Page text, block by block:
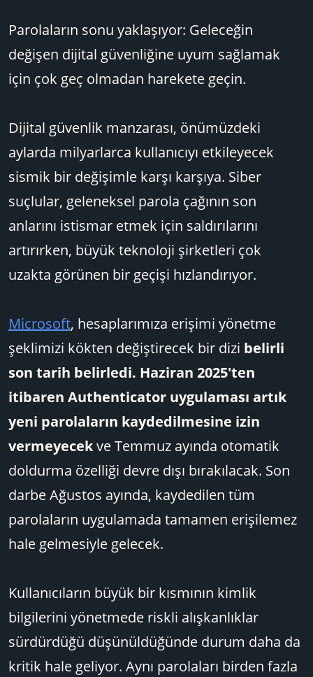
Parolaların sonu yaklaşıyor: Geleceğin
değişen dijital güvenliğine uyum sağlamak
için çok geç olmadan harekete geçin.
Dijital güvenlik manzarası, önümüzdeki
aylarda milyarlarca kullanıcıyı etkileyecek
sismik bir değişimle karşı karşıya. Siber
suçlular, geleneksel parola çağının son
anlarını istismar etmek için saldırılarını
artırırken, büyük teknoloji şirketleri çok
uzakta görünen bir geçişi hızlandırıyor.
Microsoft, hesaplarımıza erişimi yönetme
şeklimizi kökten değiştirecek bir dizi belirli
son tarih belirledi. Haziran 2025'ten
itibaren Authenticator uygulaması artık
yeni parolaların kaydedilmesine izin
vermeyecekve Temmuz ayında otomatik
doldurma özelliği devre dışı bırakılacak. Son
darbe Ağustos ayında, kaydedilen tüm
parolaların uygulamada tamamen erişilemez
hale gelmesiyle gelecek.
Kullanıcıların büyük bir kısmının kimlik
bilgilerini yönetmede riskli alışkanlıklar
sürdürdüğü düşünüldüğünde durum daha da
kritik hale geliyor. Aynı parolaları birden fazla